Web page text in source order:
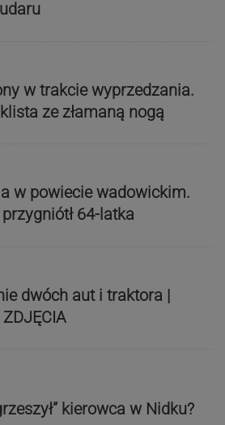
w trakcie wyprzedzania.
ze złamaną nogą
w powiecie wadowickim.
64-latka
dwóch aut i traktora |
ZDJĘCIA
kierowca w Nidku?